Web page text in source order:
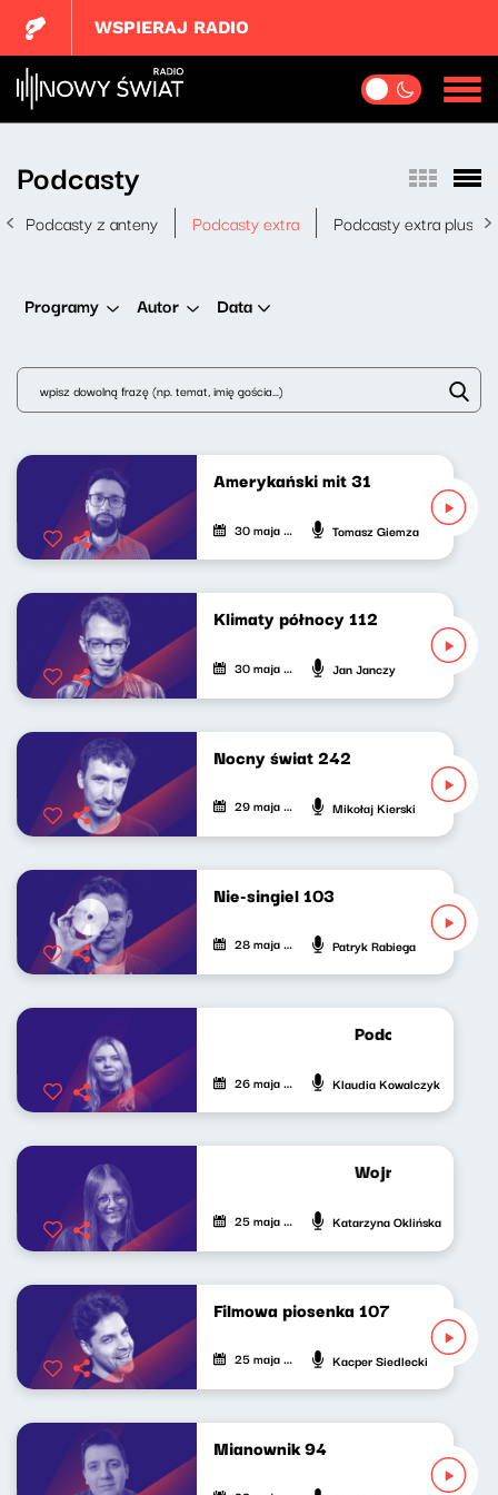
WSPIERAJ RADIO
Podcasty
Podcasty z anteny Podcasty extra Podcasty extra plus
Programy Autor Data
Amerykański mit 31
30 maja 2026 Tomasz Giemza
Klimaty północy 112
30 maja 2026 Jan Janczy
Nocny świat 242
29 maja 2026 Mikołaj Kierski
Nie-singiel 103
28 maja 2026 Patryk Rabiega
Podcast Lekko
26 maja 2026 Klaudia Kowalczyk
Wojna, kultura,
25 maja 2026 Katarzyna Oklińska
Filmowa piosenka 107
25 maja 2026 Kacper Siedlecki
Mianownik 94